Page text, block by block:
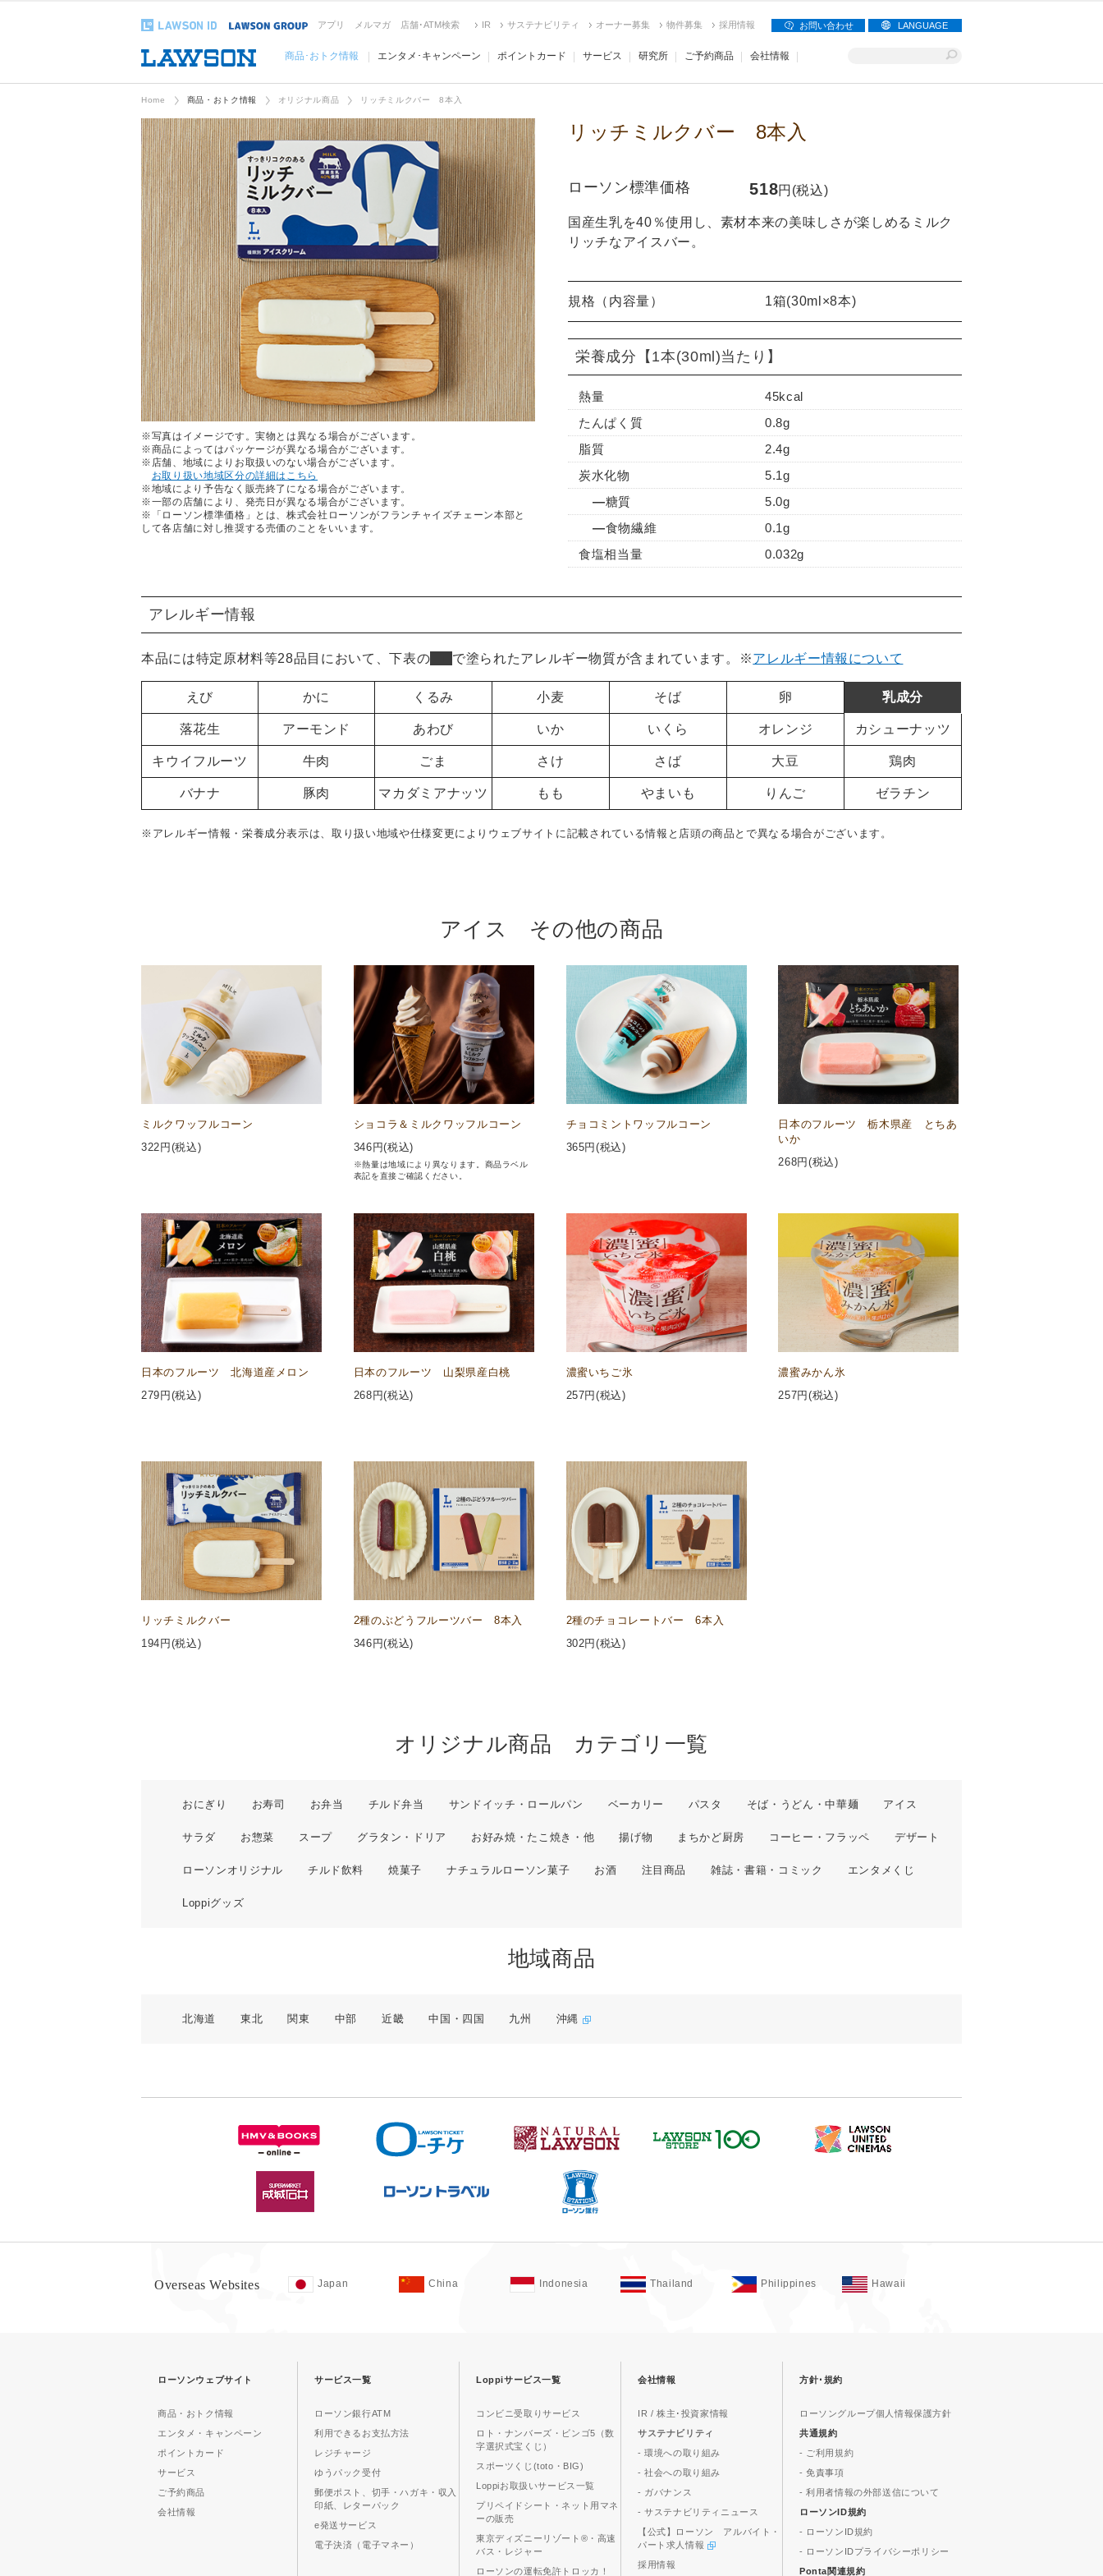
アプリ メルマガ 店舗･ATM検索 IR サステナビリティ オーナー募集 物件募集 採用情報 お問い合わせ LANGUAGE
商品･おトク情報 エンタメ･キャンペーン ポイントカード サービス 研究所 ご予約商品 会社情報
Home 商品・おトク情報 オリジナル商品 リッチミルクバー 8本入
※写真はイメージです。実物とは異なる場合がございます。
※商品によってはパッケージが異なる場合がございます。
※店舗、地域によりお取扱いのない場合がございます。
お取り扱い地域区分の詳細はこちら
※地域により予告なく販売終了になる場合がございます。
※一部の店舗により、発売日が異なる場合がございます。
※「ローソン標準価格」とは、株式会社ローソンがフランチャイズチェーン本部と
して各店舗に対し推奨する売価のことをいいます。
リッチミルクバー 8本入
ローソン標準価格 518円(税込)
国産生乳を40％使用し、素材本来の美味しさが楽しめるミルク
リッチなアイスバー。
規格（内容量） 1箱(30ml×8本)
栄養成分 【1本(30ml)当たり】
熱量
45kcal
たんぱく質
0.8g
脂質
2.4g
炭水化物
5.1g
糖質
5.0g
食物繊維
0.1g
食塩相当量
0.032g
アレルギー情報
本品には特定原材料等28品目において、下表の で塗られたアレルギー物質が含まれています。 ※アレルギー情報について
えび かに くるみ 小麦 そば 卵 乳成分
落花生 アーモンド あわび いか いくら オレンジ カシューナッツ
キウイフルーツ 牛肉 ごま さけ さば 大豆 鶏肉
バナナ 豚肉 マカダミアナッツ もも やまいも りんご ゼラチン
※アレルギー情報・栄養成分表示は、取り扱い地域や仕様変更によりウェブサイトに記載されている情報と店頭の商品とで異なる場合がございます。
アイス その他の商品
ミルクワッフルコーン
322 円(税込)
ショコラ＆ミルクワッフルコーン
346 円(税込)
※熱量は地域により異なります。商品ラベル
表記を直接ご確認ください。
チョコミントワッフルコーン
365円(税込)
日本のフルーツ 栃木県産 とちあ
いか
268円(税込)
日本のフルーツ 北海道産メロン
279 円(税込)
日本のフルーツ 山梨県産白桃
268 円(税込)
濃蜜いちご氷
257円(税込)
濃蜜みかん氷
257円(税込)
リッチミルクバー
194 円(税込)
2種のぶどうフルーツバー 8本入
346 円(税込)
2種のチョコレートバー 6本入
302円(税込)
オリジナル商品 カテゴリ一覧
おにぎり お寿司 お弁当 チルド弁当 サンドイッチ・ロールパン ベーカリー パスタ そば・うどん・中華麺 アイス
サラダ お惣菜 スープ グラタン・ドリア お好み焼・たこ焼き・他 揚げ物 まちかど厨房 コーヒー・フラッペ デザート
ローソンオリジナル チルド飲料 焼菓子 ナチュラルローソン菓子 お酒 注目商品 雑誌・書籍・コミック エンタメくじ
Loppiグッズ
地域商品
北海道 東北 関東 中部 近畿 中国・四国 九州 沖縄
Overseas Websites Japan China Indonesia Thailand Philippines Hawaii
ローソンウェブサイト
商品・おトク情報
エンタメ・キャンペーン
ポイントカード
サービス
ご予約商品
会社情報
サービス一覧
ローソン銀行ATM
利用できるお支払方法
レジチャージ
ゆうパック受付
郵便ポスト、切手・ハガキ・収入
印紙、レターパック
e発送サービス
電子決済（電子マネー）
Loppiサービス一覧
コンビニ受取りサービス
ロト・ナンバーズ・ビンゴ5（数
字選択式宝くじ）
スポーツくじ(toto・BIG)
Loppiお取扱いサービス一覧
プリペイドシート・ネット用マネ
ーの販売
東京ディズニーリゾート®・高速
バス・レジャー
ローソンの運転免許トロッカ！
会社情報
IR / 株主･投資家情報
サステナビリティ
- 環境への取り組み
- 社会への取り組み
- ガバナンス
- サステナビリティニュース
【公式】ローソン アルバイト・
パート求人情報
採用情報
方針･規約
ローソングループ個人情報保護方針
共通規約
- ご利用規約
- 免責事項
- 利用者情報の外部送信について
ローソンID規約
- ローソンID規約
- ローソンIDプライバシーポリシー
Ponta関連規約